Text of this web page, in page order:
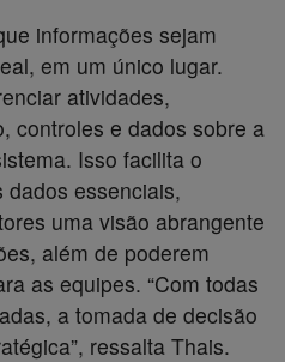
informações sejam
em um único lugar.
atividades,
controles e dados sobre a
Isso facilita o
dados essenciais,
uma visão abrangente
além de poderem
as equipes. “Com todas
a tomada de decisão
ressalta Thais.